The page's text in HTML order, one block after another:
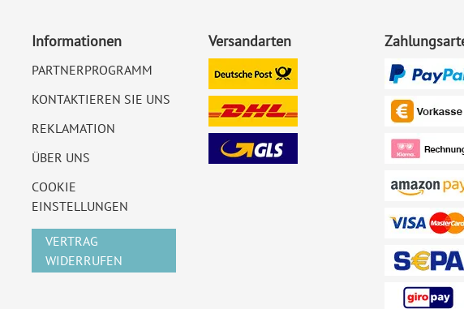
Informationen
PARTNERPROGRAMM
KONTAKTIEREN SIE UNS
REKLAMATION
ÜBER UNS
COOKIE
EINSTELLUNGEN
VERTRAG
WIDERRUFEN
Versandarten